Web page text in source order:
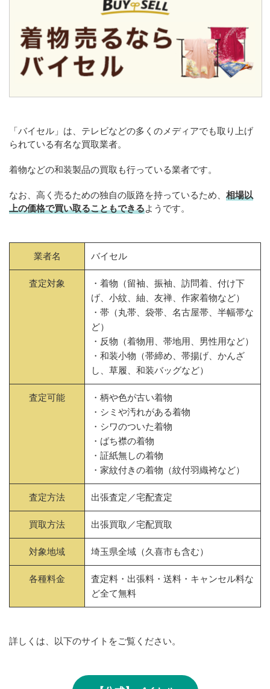
「バイセル」は、テレビなどの多くのメディアでも取り上げ
られている有名な買取業者。
着物などの和装製品の買取も行っている業者です。
なお、高く売るための独自の販路を持っているため、 相場以
上の価格で買い取ることもできるようです。
業者名 バイセル
査定対象
・着物（留袖、振袖、訪問着、付け下
げ、小紋、紬、友禅、作家着物など）
・帯（丸帯、袋帯、名古屋帯、半幅帯な
ど）
・反物（着物用、帯地用、男性用など）
・和装小物（帯締め、帯揚げ、かんざ
し、草履、和装バッグなど）
査定可能
・柄や色が古い着物
・シミや汚れがある着物
・シワのついた着物
・ばち襟の着物
・証紙無しの着物
・家紋付きの着物（紋付羽織袴など）
査定方法 出張査定／宅配査定
買取方法 出張買取／宅配買取
対象地域 埼玉県全域（久喜市も含む）
各種料金
査定料・出張料・送料・キャンセル料な
ど全て無料
詳しくは、以下のサイトをご覧ください。